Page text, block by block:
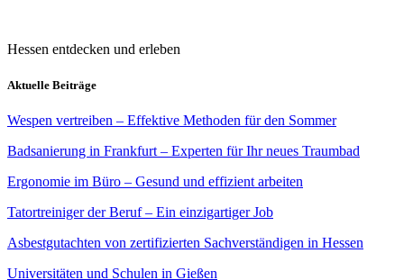
Hessen entdecken und erleben
Aktuelle Beiträge
Wespen vertreiben – Effektive Methoden für den Sommer
Badsanierung in Frankfurt – Experten für Ihr neues Traumbad
Ergonomie im Büro – Gesund und effizient arbeiten
Tatortreiniger der Beruf – Ein einzigartiger Job
Asbestgutachten von zertifizierten Sachverständigen in Hessen
Universitäten und Schulen in Gießen